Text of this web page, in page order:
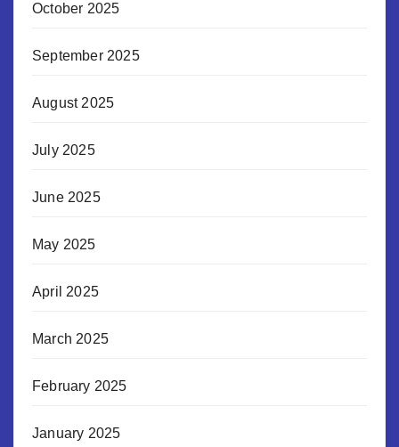
October 2025
September 2025
August 2025
July 2025
June 2025
May 2025
April 2025
March 2025
February 2025
January 2025